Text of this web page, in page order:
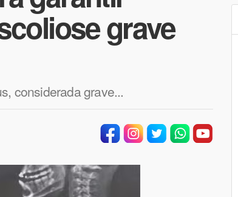
grave
considerada grave...